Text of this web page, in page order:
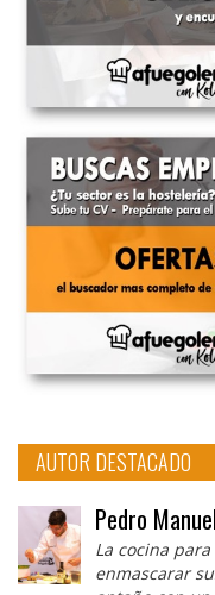
AUTOR DESTACADO
Pedro
La cocina
enmascarar